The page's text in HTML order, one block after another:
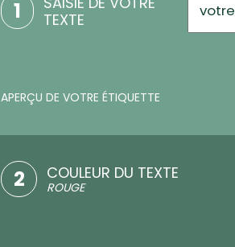
1
TEXTE
APERÇU DE VOTRE ÉTIQUETTE
2 COULEUR DU TEXTE
ROUGE